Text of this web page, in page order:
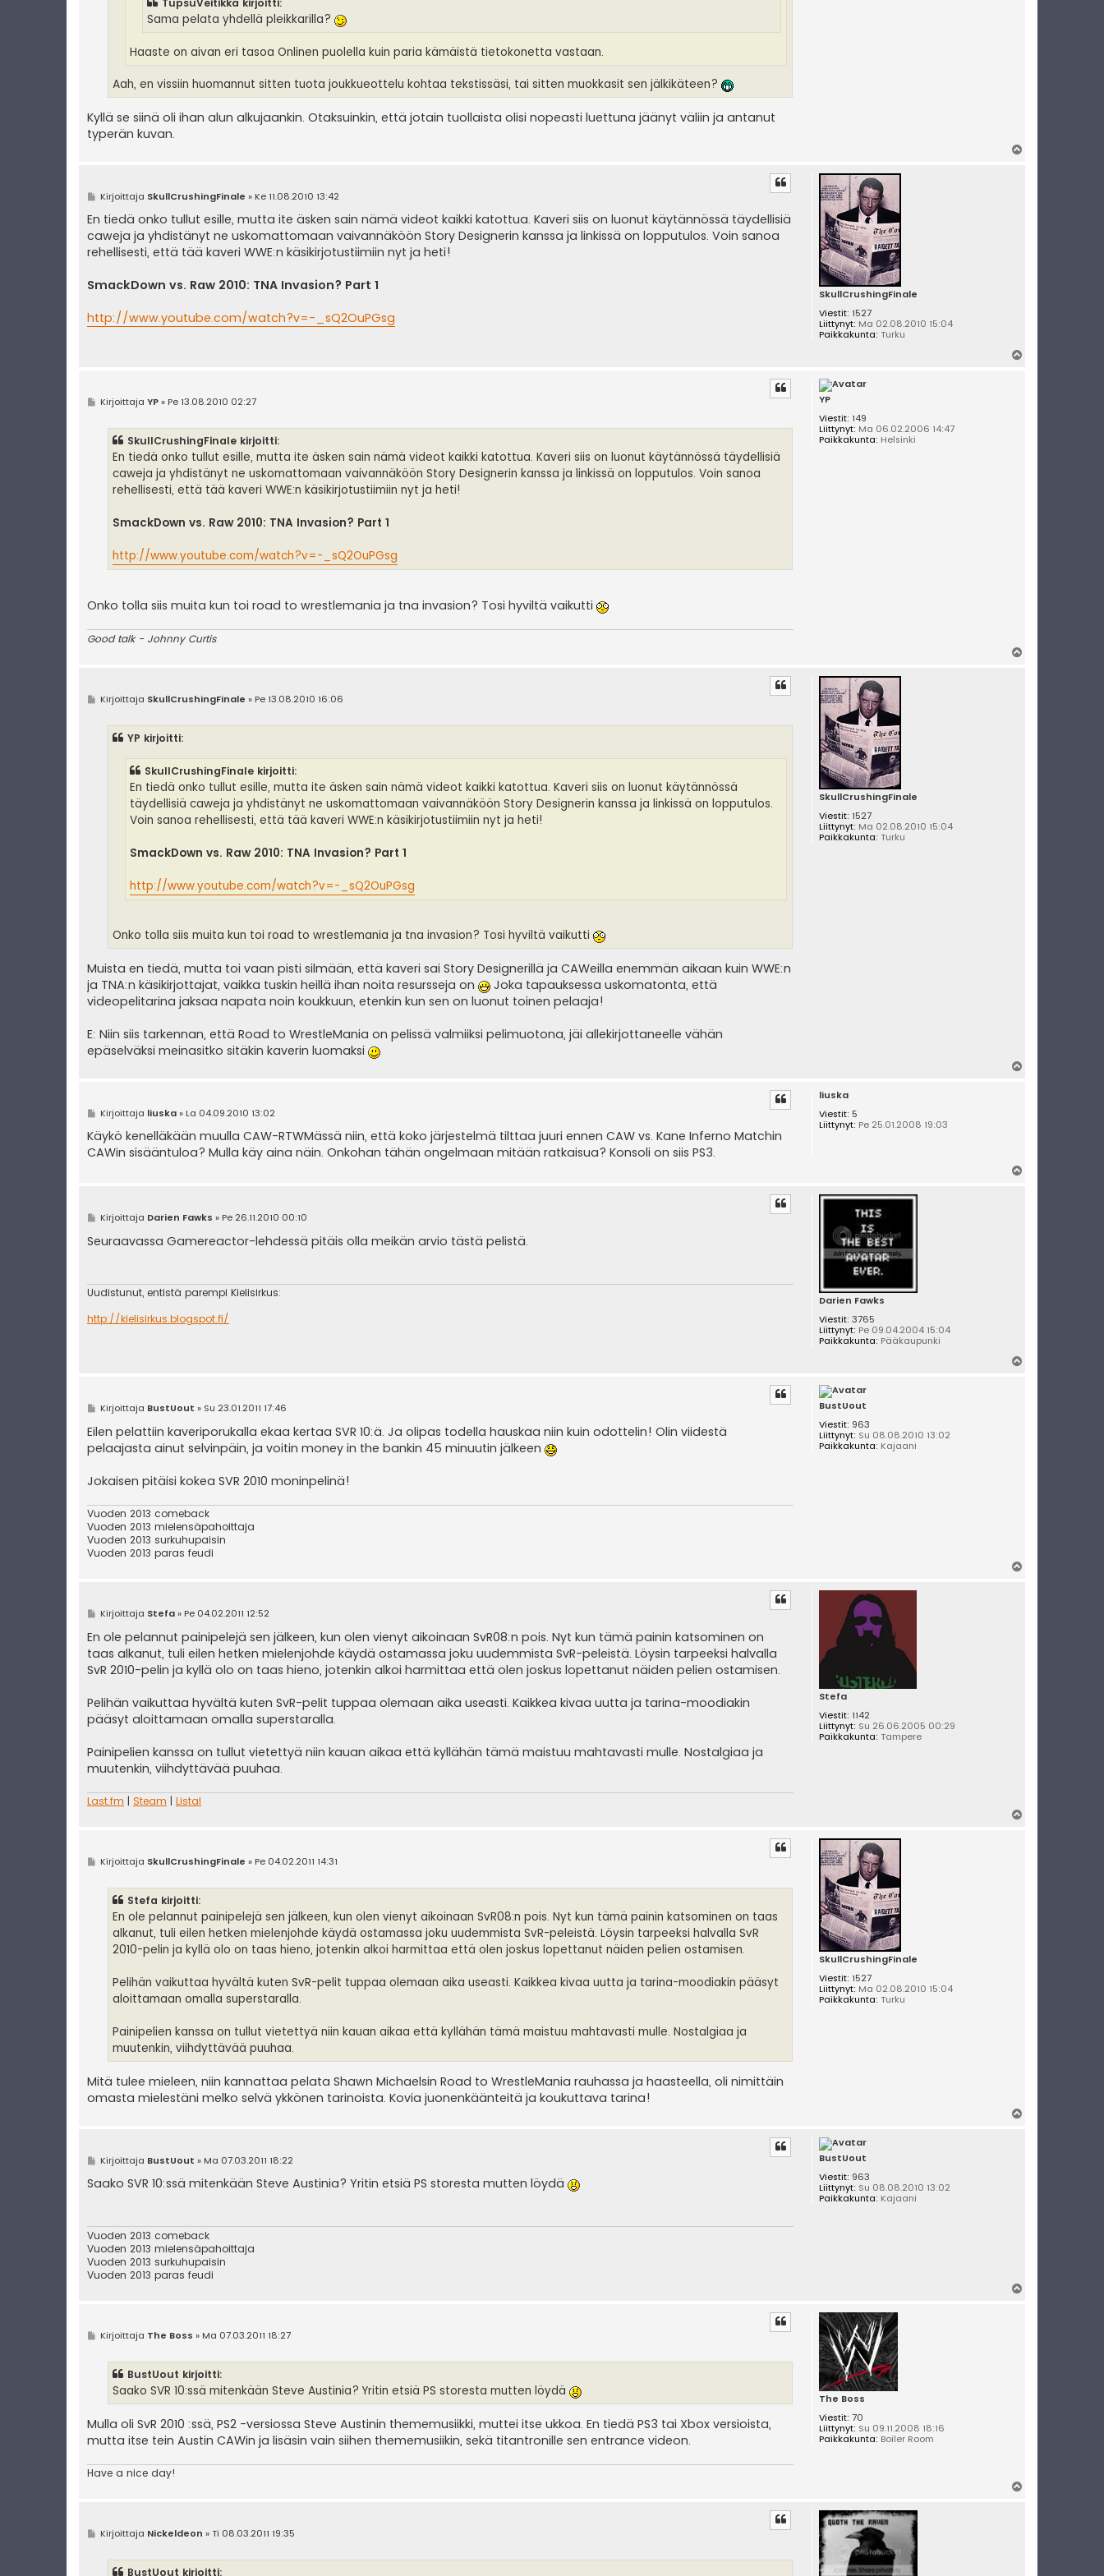
TupsuVeitikka kirjoitti:
Sama pelata yhdellä pleikkarilla?
Haaste on aivan eri tasoa Onlinen puolella kuin paria kämäistä tietokonetta vastaan.
Aah, en vissiin huomannut sitten tuota joukkueottelu kohtaa tekstissäsi, tai sitten muokkasit sen jälkikäteen?
Kyllä se siinä oli ihan alun alkujaankin. Otaksuinkin, että jotain tuollaista olisi nopeasti luettuna jäänyt väliin ja antanut
typerän kuvan.
SkullCrushingFinale
Viestit: 1527
Liittynyt: Ma 02.08.2010 15:04
Paikkakunta: Turku
V
e
s
t
i
Kirjoittaja SkullCrushingFinale » Ke 11.08.2010 13:42
En tiedä onko tullut esille, mutta ite äsken sain nämä videot kaikki katottua. Kaveri siis on luonut käytännössä täydellisiä
caweja ja yhdistänyt ne uskomattomaan vaivannäköön Story Designerin kanssa ja linkissä on lopputulos. Voin sanoa
rehellisesti, että tää kaveri WWE:n käsikirjotustiimiin nyt ja heti!
SmackDown vs. Raw 2010: TNA Invasion? Part 1
http://www.youtube.com/watch?v=-_sQ2OuPGsg
YP
Viestit: 149
Liittynyt: Ma 06.02.2006 14:47
Paikkakunta: Helsinki
VKirjoittaja YP» Pe 13.08.2010 02:27
SkullCrushingFinale kirjoitti:
En tiedä onko tullut esille, mutta ite äsken sain nämä videot kaikki katottua. Kaveri siis on luonut käytännössä täydellisiä
caweja ja yhdistänyt ne uskomattomaan vaivannäköön Story Designerin kanssa ja linkissä on lopputulos. Voin sanoa
rehellisesti, että tää kaveri WWE:n käsikirjotustiimiin nyt ja heti!
SmackDown vs. Raw 2010: TNA Invasion? Part 1
http://www.youtube.com/watch?v=-_sQ2OuPGsg
Onko tolla siis muita kun toi road to wrestlemania ja tna invasion? Tosi hyviltä vaikutti
Good talk - Johnny Curtis
SkullCrushingFinale
Viestit: 1527
Liittynyt: Ma 02.08.2010 15:04
Paikkakunta: Turku
VKirjoittaja SkullCrushingFinale » Pe 13.08.2010 16:06
YP kirjoitti:
SkullCrushingFinale kirjoitti:
En tiedä onko tullut esille, mutta ite äsken sain nämä videot kaikki katottua. Kaveri siis on luonut käytännössä
täydellisiä caweja ja yhdistänyt ne uskomattomaan vaivannäköön Story Designerin kanssa ja linkissä on lopputulos.
Voin sanoa rehellisesti, että tää kaveri WWE:n käsikirjotustiimiin nyt ja heti!
SmackDown vs. Raw 2010: TNA Invasion? Part 1
http://www.youtube.com/watch?v=-_sQ2OuPGsg
Onko tolla siis muita kun toi road to wrestlemania ja tna invasion? Tosi hyviltä vaikutti
Muista en tiedä, mutta toi vaan pisti silmään, että kaveri sai Story Designerillä ja CAWeilla enemmän aikaan kuin WWE:n
ja TNA:n käsikirjottajat, vaikka tuskin heillä ihan noita resursseja on
Joka tapauksessa uskomatonta, että
videopelitarina jaksaa napata noin koukkuun, etenkin kun sen on luonut toinen pelaaja!
E: Niin siis tarkennan, että Road to WrestleMania on pelissä valmiiksi pelimuotona, jäi allekirjottaneelle vähän
epäselväksi meinasitko sitäkin kaverin luomaksi
liuska
Viestit: 5
Liittynyt: Pe 25.01.2008 19:03
V
e
s
t
Kirjoittaja liuska» La 04.09.2010 13:02
Käykö kenelläkään muulla CAW-RTWMässä niin, että koko järjestelmä tilttaa juuri ennen CAW vs. Kane Inferno Matchin
CAWin sisääntuloa? Mulla käy aina näin. Onkohan tähän ongelmaan mitään ratkaisua? Konsoli on siis PS3.
Darien Fawks
Viestit: 3765
Liittynyt: Pe 09.04.2004 15:04
Paikkakunta: Pääkaupunki
V
e
s
Kirjoittaja Darien Fawks » Pe 26.11.2010 00:10
Seuraavassa Gamereactor-lehdessä pitäis olla meikän arvio tästä pelistä.
Uudistunut, entistä parempi Kielisirkus:
http://kielisirkus.blogspot.fi/
BustUout
Viestit: 963
Liittynyt: Su 08.08.2010 13:02
Paikkakunta: Kajaani
V
e
s
t
Kirjoittaja BustUout » Su 23.01.2011 17:46
Eilen pelattiin kaveriporukalla ekaa kertaa SVR 10:ä. Ja olipas todella hauskaa niin kuin odottelin! Olin viidestä
pelaajasta ainut selvinpäin, ja voitin money in the bankin 45 minuutin jälkeen
Jokaisen pitäisi kokea SVR 2010 moninpelinä!
Vuoden 2013 comeback
Vuoden 2013 mielensäpahoittaja
Vuoden 2013 surkuhupaisin
Vuoden 2013 paras feudi
Stefa
Viestit: 1142
Liittynyt: Su 26.06.2005 00:29
Paikkakunta: Tampere
V
e
s
t
i
Kirjoittaja Stefa» Pe 04.02.2011 12:52
En ole pelannut painipelejä sen jälkeen, kun olen vienyt aikoinaan SvR08:n pois. Nyt kun tämä painin katsominen on
taas alkanut, tuli eilen hetken mielenjohde käydä ostamassa joku uudemmista SvR-peleistä. Löysin tarpeeksi halvalla
SvR 2010-pelin ja kyllä olo on taas hieno, jotenkin alkoi harmittaa että olen joskus lopettanut näiden pelien ostamisen.
Pelihän vaikuttaa hyvältä kuten SvR-pelit tuppaa olemaan aika useasti. Kaikkea kivaa uutta ja tarina-moodiakin
pääsyt aloittamaan omalla superstaralla.
Painipelien kanssa on tullut vietettyä niin kauan aikaa että kyllähän tämä maistuu mahtavasti mulle. Nostalgiaa ja
muutenkin, viihdyttävää puuhaa.
Last.fm | Steam | Listal
SkullCrushingFinale
Viestit: 1527
Liittynyt: Ma 02.08.2010 15:04
Paikkakunta: Turku
VKirjoittaja SkullCrushingFinale » Pe 04.02.2011 14:31
Stefa kirjoitti:
En ole pelannut painipelejä sen jälkeen, kun olen vienyt aikoinaan SvR08:n pois. Nyt kun tämä painin katsominen on taas
alkanut, tuli eilen hetken mielenjohde käydä ostamassa joku uudemmista SvR-peleistä. Löysin tarpeeksi halvalla SvR
2010-pelin ja kyllä olo on taas hieno, jotenkin alkoi harmittaa että olen joskus lopettanut näiden pelien ostamisen.
Pelihän vaikuttaa hyvältä kuten SvR-pelit tuppaa olemaan aika useasti. Kaikkea kivaa uutta ja tarina-moodiakin pääsyt
aloittamaan omalla superstaralla.
Painipelien kanssa on tullut vietettyä niin kauan aikaa että kyllähän tämä maistuu mahtavasti mulle. Nostalgiaa ja
muutenkin, viihdyttävää puuhaa.
Mitä tulee mieleen, niin kannattaa pelata Shawn Michaelsin Road to WrestleMania rauhassa ja haasteella, oli nimittäin
omasta mielestäni melko selvä ykkönen tarinoista. Kovia juonenkäänteitä ja koukuttava tarina!
BustUout
Viestit: 963
Liittynyt: Su 08.08.2010 13:02
Paikkakunta: Kajaani
V
e
s
Kirjoittaja BustUout » Ma 07.03.2011 18:22
Saako SVR 10:ssä mitenkään Steve Austinia? Yritin etsiä PS storesta mutten löydä
Vuoden 2013 comeback
Vuoden 2013 mielensäpahoittaja
Vuoden 2013 surkuhupaisin
Vuoden 2013 paras feudi
The Boss
Viestit: 70
Liittynyt: Su 09.11.2008 18:16
Paikkakunta: Boiler Room
VKirjoittaja The Boss » Ma 07.03.2011 18:27
BustUout kirjoitti:
Saako SVR 10:ssä mitenkään Steve Austinia? Yritin etsiä PS storesta mutten löydä
Mulla oli SvR 2010 :ssä, PS2 -versiossa Steve Austinin thememusiikki, muttei itse ukkoa. En tiedä PS3 tai Xbox versioista,
mutta itse tein Austin CAWin ja lisäsin vain siihen thememusiikin, sekä titantronille sen entrance videon.
Have a nice day!
VKirjoittaja Nickeldeon » Ti 08.03.2011 19:35
BustUout kirjoitti: